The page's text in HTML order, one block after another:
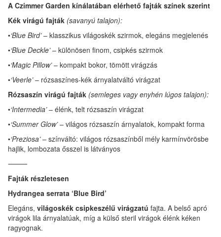
A Czimmer Garden kínálatában elérhető fajták színek szerint
Kék virágú fajták (savanyú talajon):
•‘Blue Bird’– klasszikus világoskék szirmok, elegáns megjelenés
•‘Blue Deckle’– különösen finom, csipkés szirmok
•‘Magic Pillow’– kompakt bokor, tömött virágzás
•‘Veerle’– rózsaszínes-kék árnyalatváltó virágzat
Rózsaszín virágú fajták (semleges vagy enyhén lúgos talajon):
•‘Intermedia’– élénk, telt rózsaszín virágzat
•‘Summer Glow’– világos rózsaszín árnyalatok, kompakt forma
•‘Preziosa’– színváltó: világos rózsaszínből mély karmínvörösbe
hajlik, lombozata ősszel is látványos
⸻
Fajták részletesen
Hydrangea serrata ‘Blue Bird’
Elegáns, világoskék csipkeszélű virágzatú fajta. A belső apró
virágok lila árnyalatúak, míg a külső steril virágok élénk kéken
ragyognak.